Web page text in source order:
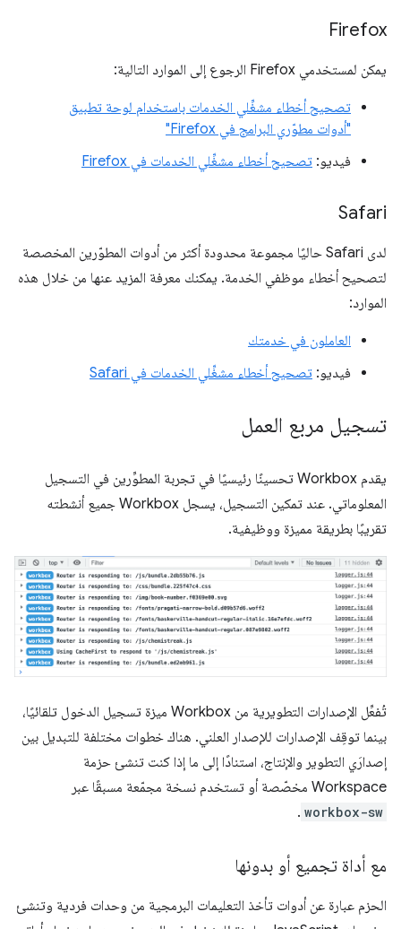
Firefox
يمكن لمستخدمي Firefox الرجوع إلى الموارد التالية:
تصحيح أخطاء مشغِّلي الخدمات باستخدام لوحة تطبيق
"أدوات مطوّري البرامج في Firefox"
فيديو: تصحيح أخطاء مشغِّلي الخدمات في Firefox
Safari
لدى Safari حاليًا مجموعة محدودة أكثر من أدوات المطوّرين المخصصة
لتصحيح أخطاء موظفي الخدمة. يمكنك معرفة المزيد عنها من خلال هذه
الموارد:
العاملون في خدمتك
فيديو: تصحيح أخطاء مشغِّلي الخدمات في Safari
تسجيل مربع العمل
يقدم Workbox تحسينًا رئيسيًا في تجربة المطوِّرين في التسجيل
المعلوماتي. عند تمكين التسجيل، يسجل Workbox جميع أنشطته
تقريبًا بطريقة مميزة ووظيفية.
تُفعِّل الإصدارات التطويرية من Workbox ميزة تسجيل الدخول تلقائيًا،
بينما توقِف الإصدارات للإصدار العلني. هناك خطوات مختلفة للتبديل بين
إصدارَي التطوير والإنتاج، استنادًا إلى ما إذا كنت تنشئ حزمة
Workspace مخصّصة أو تستخدم نسخة مجمّعة مسبقًا عبر
workbox-sw
.
مع أداة تجميع أو بدونها
الحزم عبارة عن أدوات تأخذ التعليمات البرمجية من وحدات فردية وتنشئ